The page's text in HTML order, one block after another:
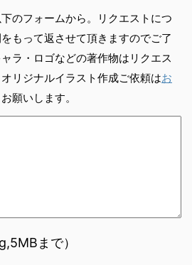
のフォームから。リクエストにつ
もって返させて頂きますのでご了
ラ・ロゴなどの著作物はリクエス
リジナルイラスト作成ご依頼はお
願いします。
まで）